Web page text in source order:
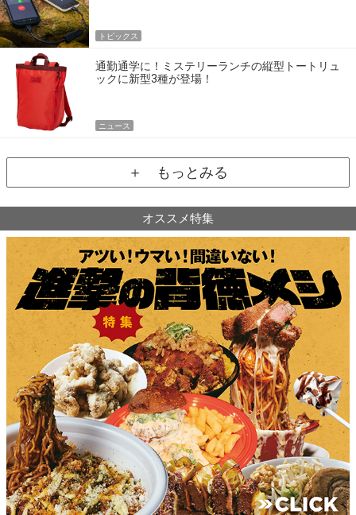
トピックス
通勤通学に！ミステリーランチの縦型トートリュ
ックに新型3種が登場！
ニュース
＋ もっとみる
オススメ特集